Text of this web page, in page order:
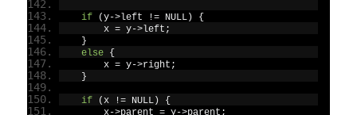
if (y->left != NULL)
{
        x
= y->left ;
}
else
{
        x
= y->right ;
}
if (x != NULL)
{
        x
->parent = y->parent ;